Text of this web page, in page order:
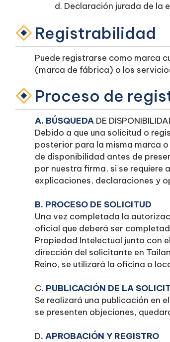
d. Declaración jurada de la
Registrabilidad
Puede registrarse como marca
(marca de fábrica) o los
Proceso de
A. BÚSQUEDA DE
Debido a que una solicitud o
posterior para la misma marca
de disponibilidad antes de
por nuestra firma, si se requiere
explicaciones, declaraciones y
B. PROCESO DE SOLICITUD
Una vez completada la
oficial que deberá ser
Propiedad Intelectual junto con
dirección del solicitante en
Reino, se utilizará la oficina o
C. PUBLICACIÓN DE LA
Se realizará una publicación en
se presenten objeciones,
D. APROBACIÓN Y REGISTRO